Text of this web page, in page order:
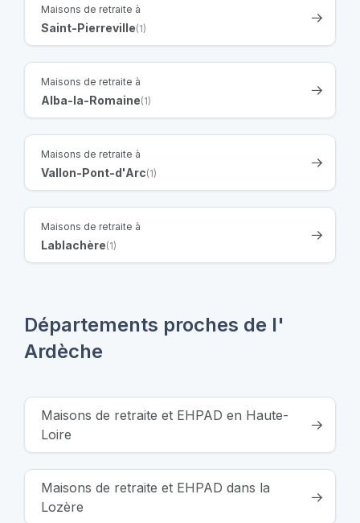
Maisons de retraite à
Saint-Pierreville(1)
Maisons de retraite à
Alba-la-Romaine(1)
Maisons de retraite à
Vallon-Pont-d'Arc(1)
Maisons de retraite à
Lablachère(1)
Départements proches de l'
Ardèche
Maisons de retraite et EHPAD en Haute-
Loire
Maisons de retraite et EHPAD dans la
Lozère